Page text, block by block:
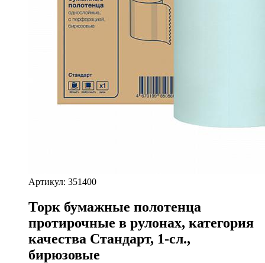
Артикул: 351400
Торк бумажные полотенца
протирочные в рулонах, категория
качества Стандарт, 1-сл.,
бирюзовые